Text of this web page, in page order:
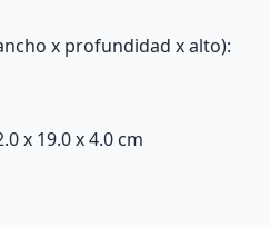
x profundidad x alto):
x 19.0 x 4.0 cm